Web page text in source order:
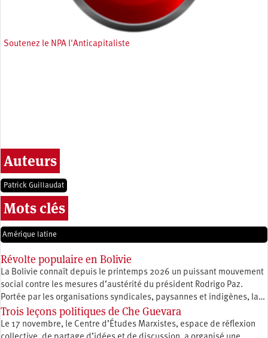
Soutenez le NPA l'Anticapitaliste
Auteurs
Patrick Guillaudat
Mots clés
Amérique latine
Révolte populaire en Bolivie
La Bolivie connaît depuis le printemps 2026 un puissant mouvement
social contre les mesures d’austérité du président Rodrigo Paz.
Portée par les organisations syndicales, paysannes et indigènes, la…
Trois leçons politiques de Che Guevara
Le 17 novembre, le Centre d’Études Marxistes, espace de réflexion